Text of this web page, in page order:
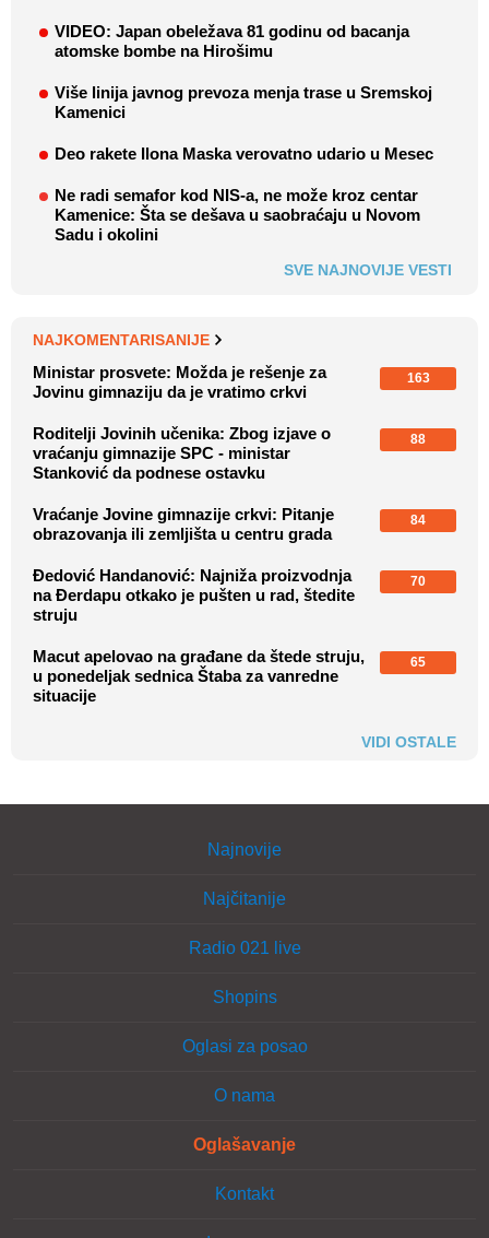
VIDEO: Japan obeležava 81 godinu od bacanja
atomske bombe na Hirošimu
Više linija javnog prevoza menja trase u Sremskoj
Kamenici
Deo rakete Ilona Maska verovatno udario u Mesec
Ne radi semafor kod NIS-a, ne može kroz centar
Kamenice: Šta se dešava u saobraćaju u Novom
Sadu i okolini
SVE NAJNOVIJE VESTI
NAJKOMENTARISANIJE
Ministar prosvete: Možda je rešenje za
Jovinu gimnaziju da je vratimo crkvi
163
Roditelji Jovinih učenika: Zbog izjave o
vraćanju gimnazije SPC - ministar
Stanković da podnese ostavku
88
Vraćanje Jovine gimnazije crkvi: Pitanje
obrazovanja ili zemljišta u centru grada
84
Đedović Handanović: Najniža proizvodnja
na Đerdapu otkako je pušten u rad, štedite
struju
70
Macut apelovao na građane da štede struju,
u ponedeljak sednica Štaba za vanredne
situacije
65
VIDI OSTALE
Najnovije
Najčitanije
Radio 021 live
Shopins
Oglasi za posao
O nama
Oglašavanje
Kontakt